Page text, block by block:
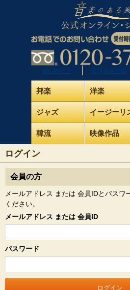
買い物かご 新規会員登録
邦楽 洋楽
ジャズ イージーリ
韓流 映像作品
ログイン
会員の方
メールアドレス または 会員IDとパスワ
ください。
メールアドレス または 会員ID
パスワード